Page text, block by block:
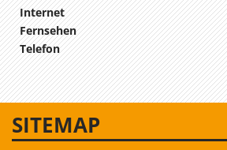
Internet
Fernsehen
Telefon
SITEMAP